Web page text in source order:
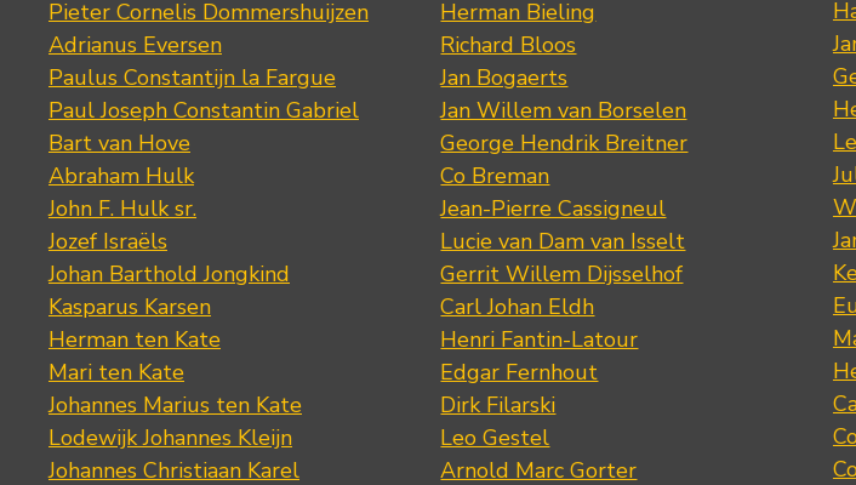
Pieter Cornelis Dommershuijzen
Adrianus Eversen
Paulus Constantijn la Fargue
Paul Joseph Constantin Gabriel
Bart van Hove
Abraham Hulk
John F. Hulk sr.
Jozef Israëls
Johan Barthold Jongkind
Kasparus Karsen
Herman ten Kate
Mari ten Kate
Johannes Marius ten Kate
Lodewijk Johannes Kleijn
Johannes Christiaan Karel
Herman Bieling
Richard Bloos
Jan Bogaerts
Jan Willem van Borselen
George Hendrik Breitner
Co Breman
Jean-Pierre Cassigneul
Lucie van Dam van Isselt
Gerrit Willem Dijsselhof
Carl Johan Eldh
Henri Fantin-Latour
Edgar Fernhout
Dirk Filarski
Leo Gestel
Arnold Marc Gorter